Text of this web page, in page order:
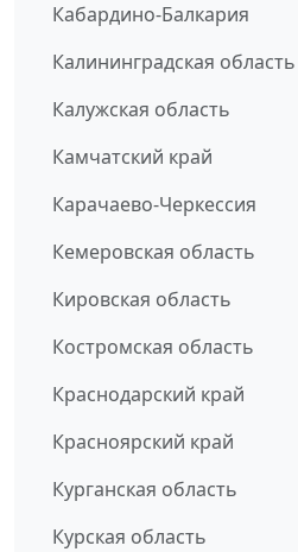
Кабардино-Балкария
Калининградская область
Калужская область
Камчатский край
Карачаево-Черкессия
Кемеровская область
Кировская область
Костромская область
Краснодарский край
Красноярский край
Курганская область
Курская область